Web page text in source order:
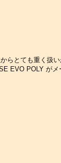
らとても重く扱い
EVO POLY が